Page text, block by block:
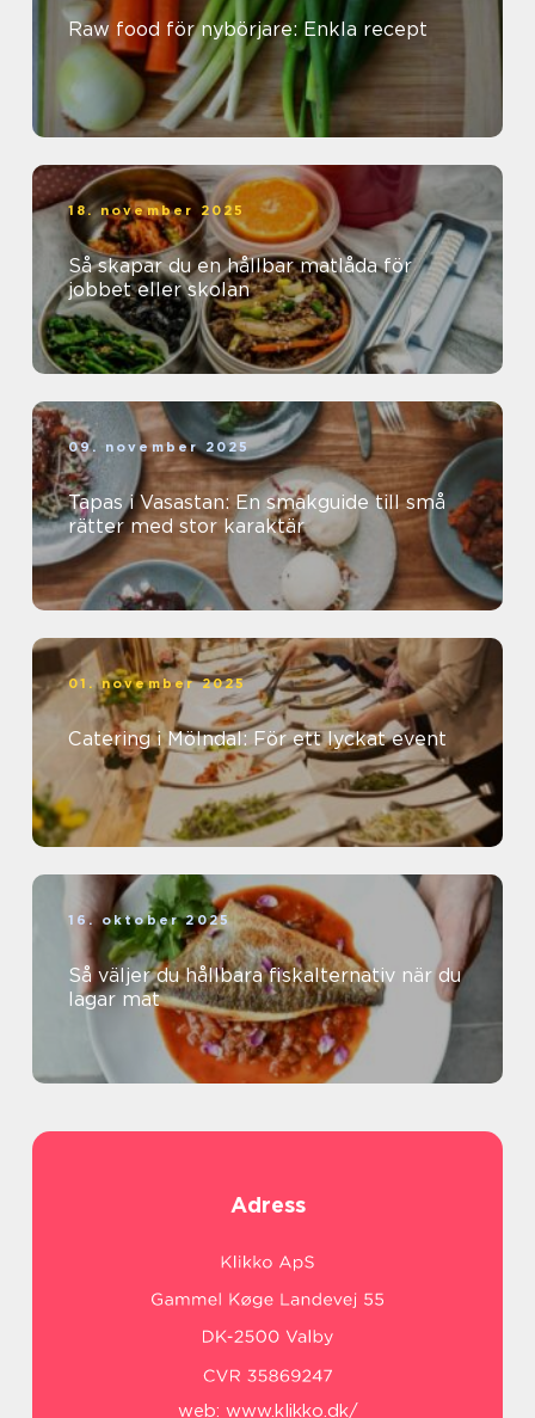
Raw food för nybörjare: Enkla recept
18. november 2025
Så skapar du en hållbar matlåda för
jobbet eller skolan
09. november 2025
Tapas i Vasastan: En smakguide till små
rätter med stor karaktär
01. november 2025
Catering i Mölndal: För ett lyckat event
16. oktober 2025
Så väljer du hållbara fiskalternativ när du
lagar mat
Adress
web: www.klikko.dk/